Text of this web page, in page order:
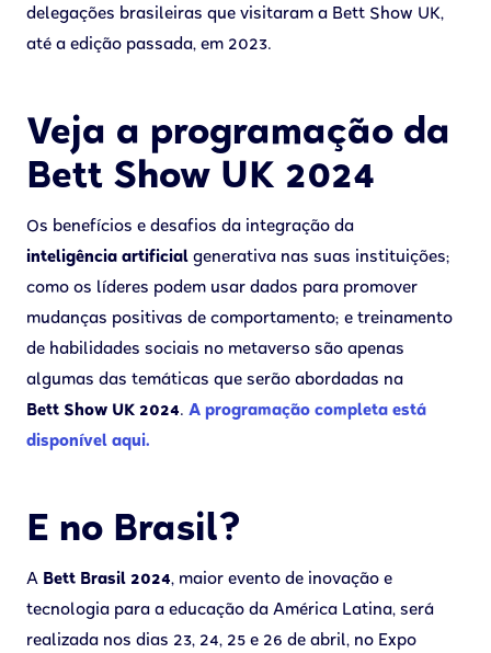
delegações brasileiras que visitaram a Bett Show UK,
até a edição passada, em 2023.
Veja a programação da
Bett Show UK 2024
Os benefícios e desafios da integração da
inteligência artificial ​​generativa nas suas instituições;
como os líderes podem usar dados para promover
mudanças positivas de comportamento; e treinamento
de habilidades sociais no metaverso são apenas
algumas das temáticas que serão abordadas na
Bett Show UK 2024. A programação completa está
disponível aqui.
E no Brasil?
A Bett Brasil 2024, maior evento de inovação e
tecnologia para a educação da América Latina, será
realizada nos dias 23, 24, 25 e 26 de abril, no Expo